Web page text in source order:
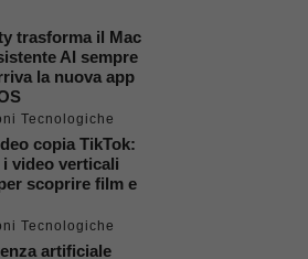
trasforma il Mac
AI sempre
la nuova app
Tecnologiche
copia TikTok:
video verticali
scoprire film e
Tecnologiche
artificiale